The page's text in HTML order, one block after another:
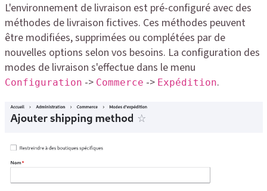
L'environnement de livraison est pré-configuré avec des
méthodes de livraison fictives. Ces méthodes peuvent
être modifiées, supprimées ou complétées par de
nouvelles options selon vos besoins. La configuration des
modes de livraison s'effectue dans le menu
Configuration -> Commerce -> Expédition.